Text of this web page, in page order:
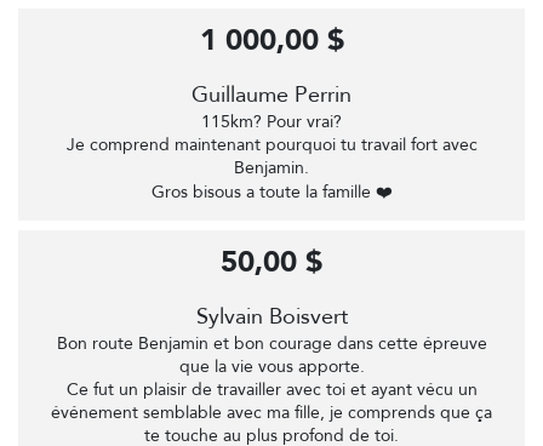
Guillaume Perrin
115km? Pour vrai?
Je comprend maintenant pourquoi tu travail fort avec
Benjamin.
Gros bisous a toute la famille ❤️
1 000,00 $
Sylvain Boisvert
Bon route Benjamin et bon courage dans cette épreuve
que la vie vous apporte.
Ce fut un plaisir de travailler avec toi et ayant vécu un
événement semblable avec ma fille, je comprends que ça
te touche au plus profond de toi.
50,00 $